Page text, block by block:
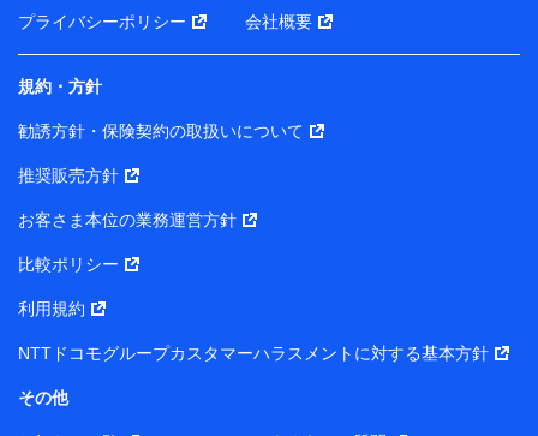
前に取得した個人データは、こちら の利用目的の範囲内
当社は株式会社NTTドコモ・フィナンシャルグループ
との間で、以下のとおり個人データを共同利用しま
す。
【共同して利用される利用データの項目】
当社または株式会社NTTドコモ・フィナンシャルグルー
の個人データ
基本情報
性、連絡先、dポイントサービスのご利用に関する情報。例
所、dポイント残高、dポイント利用履歴などが含まれます。
プライバシーポリシー 会社概要
規約・方針
勧誘方針・保険契約の取扱いについて
推奨販売方針
お客さま本位の業務運営方針
比較ポリシー
利用規約
NTTドコモグループカスタマーハラスメントに対する基本方針
その他